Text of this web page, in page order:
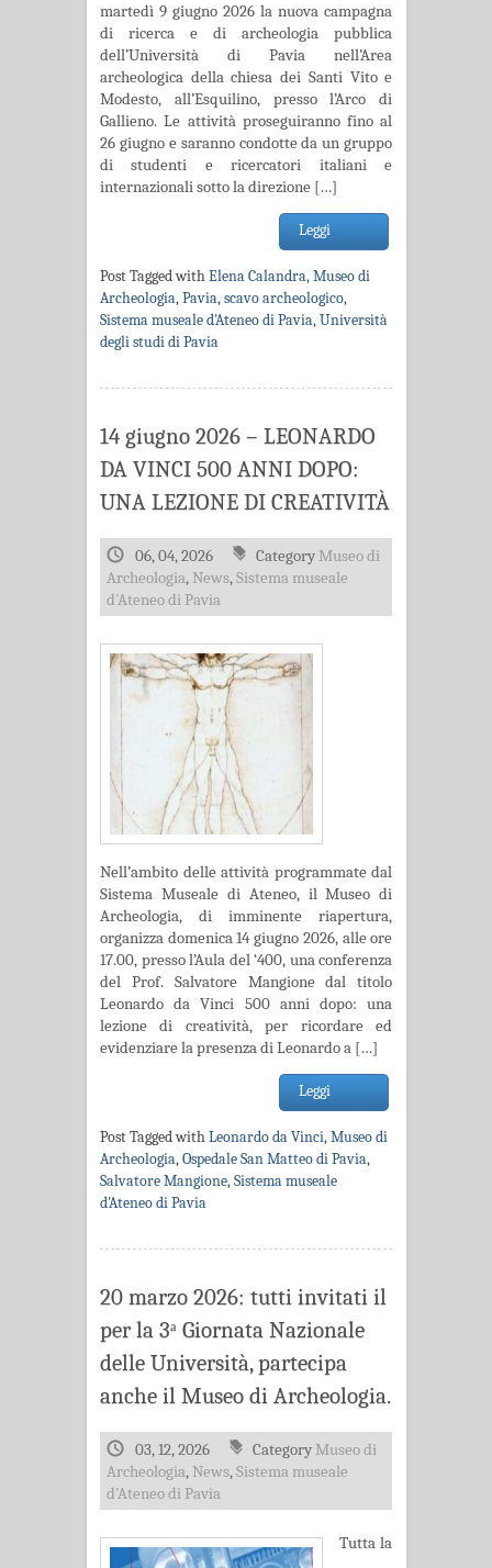
martedì 9 giugno 2026 la nuova campagna
di ricerca e di archeologia pubblica
dell’Università di Pavia nell’Area
archeologica della chiesa dei Santi Vito e
Modesto, all’Esquilino, presso l’Arco di
Gallieno. Le attività proseguiranno fino al
26 giugno e saranno condotte da un gruppo
di studenti e ricercatori italiani e
internazionali sotto la direzione […]
Leggi
Post Tagged withElena Calandra,Museo di
Archeologia,Pavia,scavo archeologico,
Sistema museale d'Ateneo di Pavia,Università
degli studi di Pavia
14 giugno 2026 – LEONARDO
DA VINCI 500 ANNI DOPO:
UNA LEZIONE DI CREATIVITÀ
06, 04, 2026 Category Museo di
Archeologia, News,Sistema museale
d'Ateneo di Pavia
Nell’ambito delle attività programmate dal
Sistema Museale di Ateneo, il Museo di
Archeologia, di imminente riapertura,
organizza domenica 14 giugno 2026, alle ore
17.00, presso l’Aula del ‘400, una conferenza
del Prof. Salvatore Mangione dal titolo
Leonardo da Vinci 500 anni dopo: una
lezione di creatività, per ricordare ed
evidenziare la presenza di Leonardo a […]
Leggi
Post Tagged withLeonardo da Vinci,Museo di
Archeologia,Ospedale San Matteo di Pavia,
Salvatore Mangione,Sistema museale
d'Ateneo di Pavia
20 marzo 2026: tutti invitati il
per la 3ᵃ Giornata Nazionale
delle Università, partecipa
anche il Museo di Archeologia.
03, 12, 2026 Category Museo di
Archeologia, News,Sistema museale
d'Ateneo di Pavia
Tutta la